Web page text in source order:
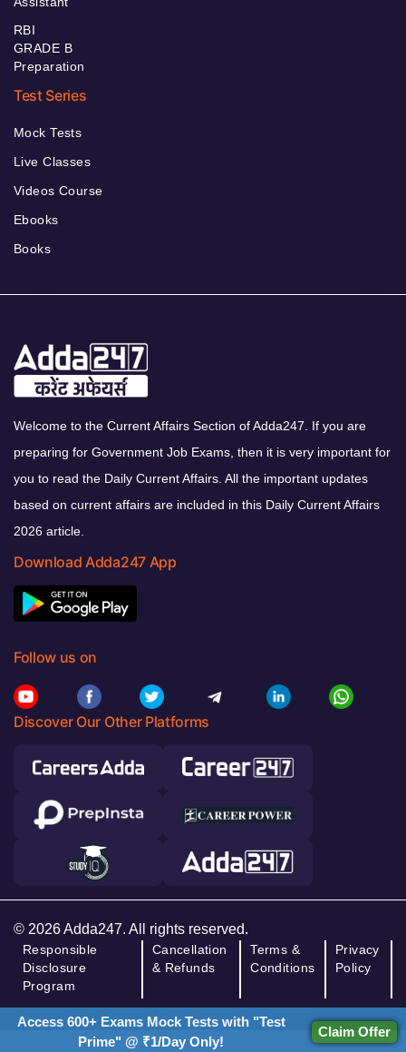
RBI
GRADE B
Preparation
Test Series
Mock Tests
Live Classes
Videos Course
Ebooks
Books
Welcome to the Current Affairs Section of Adda247. If you are
preparing for Government Job Exams, then it is very important for
you to read the Daily Current Affairs. All the important updates
based on current affairs are included in this Daily Current Affairs
2026 article.
Download Adda247 App
Follow us on
Discover Our Other Platforms
© 2026 Adda247. All rights reserved.
Responsible
Disclosure
Program
Cancellation
& Refunds
Terms &
Conditions
Privacy
Policy
Access 600+ Exams Mock Tests with "Test
Prime" @ ₹1/Day Only!
Claim Offer